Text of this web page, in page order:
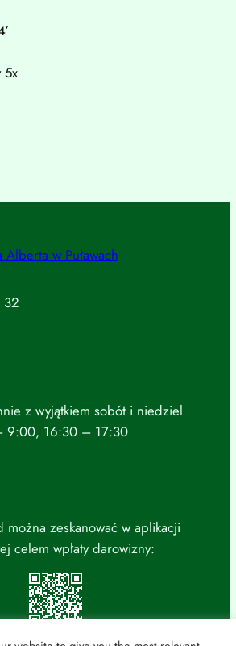
5x
Alberta w Puławach
32
z wyjątkiem sobót i niedziel
9:00, 16:30 – 17:30
można zeskanować w aplikacji
celem wpłaty darowizny: